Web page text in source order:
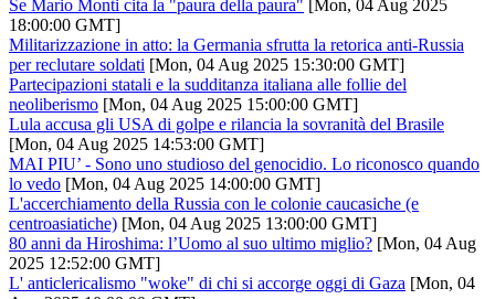
Se Mario Monti cita la "paura della paura" [Mon, 04 Aug 2025
18:00:00 GMT]
Militarizzazione in atto: la Germania sfrutta la retorica anti-Russia
per reclutare soldati [Mon, 04 Aug 2025 15:30:00 GMT]
Partecipazioni statali e la sudditanza italiana alle follie del
neoliberismo [Mon, 04 Aug 2025 15:00:00 GMT]
Lula accusa gli USA di golpe e rilancia la sovranità del Brasile
[Mon, 04 Aug 2025 14:53:00 GMT]
MAI PIU’ - Sono uno studioso del genocidio. Lo riconosco quando
lo vedo [Mon, 04 Aug 2025 14:00:00 GMT]
L'accerchiamento della Russia con le colonie caucasiche (e
centroasiatiche) [Mon, 04 Aug 2025 13:00:00 GMT]
80 anni da Hiroshima: l’Uomo al suo ultimo miglio? [Mon, 04 Aug
2025 12:52:00 GMT]
L' anticlericalismo "woke" di chi si accorge oggi di Gaza [Mon, 04